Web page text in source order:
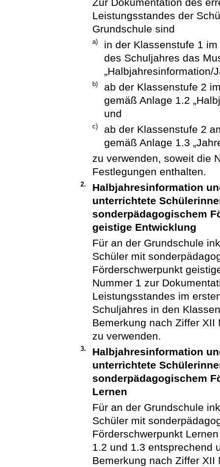
Zur Dokumentation des
Leistungsstandes der
Grundschule sind
a)
in der Klassenstufe 1
des Schuljahres das
„Halbjahresinformation/
b)
ab der Klassenstufe 2
gemäß Anlage 1.2
und
c)
ab der Klassenstufe 2
gemäß Anlage 1.3
zu verwenden, soweit die
Festlegungen enthalten.
2.
Halbjahresinformation
unterrichtete
sonderpädagogischem
geistige Entwicklung
Für an der Grundschule
Schüler mit
Förderschwerpunkt
Nummer 1 zur
Leistungsstandes im
Schuljahres in den
Bemerkung nach Ziffer
zu verwenden.
3.
Halbjahresinformation
unterrichtete
sonderpädagogischem
Lernen
Für an der Grundschule
Schüler mit
Förderschwerpunkt
1.2 und 1.3 entsprechend
Bemerkung nach Ziffer